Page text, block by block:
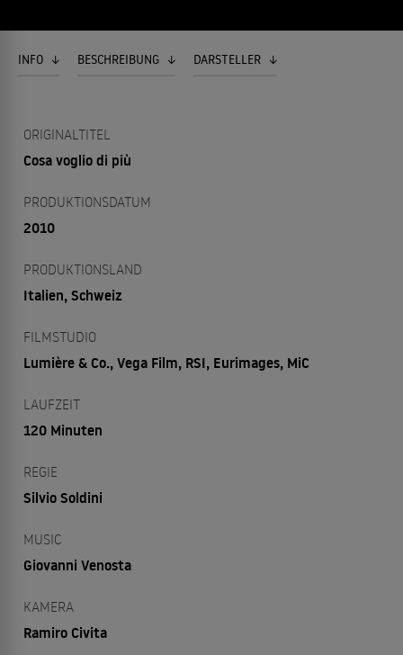
INFO BESCHREIBUNG DARSTELLER
ORIGINALTITEL
Cosa voglio di più
PRODUKTIONSDATUM
2010
PRODUKTIONSLAND
Italien, Schweiz
FILMSTUDIO
Lumière & Co., Vega Film, RSI, Eurimages, MiC
LAUFZEIT
120 Minuten
REGIE
Silvio Soldini
MUSIC
Giovanni Venosta
KAMERA
Ramiro Civita